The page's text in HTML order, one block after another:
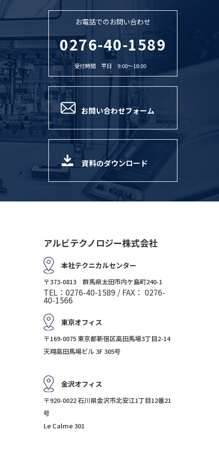
お電話でのお問い合わせ
0276-40-1589
受付時間 平日 9:00〜18:00
お問い合わせフォーム
資料のダウンロード
アルビテクノロジー株式会社
本社テクニカルセンター
〒373-0813 群馬県太田市内ケ島町240-1
TEL：0276-40-1589 / FAX： 0276-
40-1566
東京オフィス
〒169-0075 東京都新宿区高田馬場3丁目2-14
天翔高田馬場ビル 3F 305号
金沢オフィス
〒920-0022 石川県金沢市北安江1丁目12番21
号
Le Calme 301